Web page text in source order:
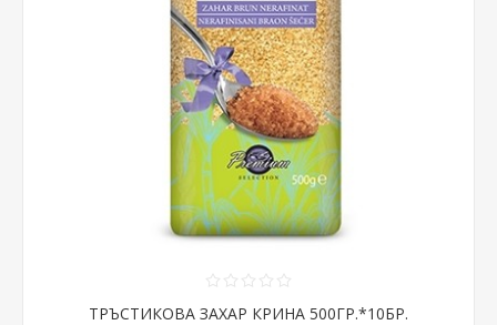
ТРЪСТИКОВА ЗАХАР КРИНА 500ГР.*10БР.